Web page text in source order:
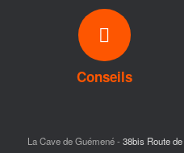
Conseils
La Cave de Guémené -38bis Route